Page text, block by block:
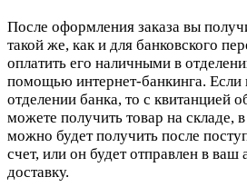
После оформления заказа вы
такой же, как и для банковского
оплатить его наличными в
помощью интернет-банкинга. Если
отделении банка, то с квитанцией
можете получить товар на складе,
можно будет получить после
счет, или он будет отправлен в
доставку.